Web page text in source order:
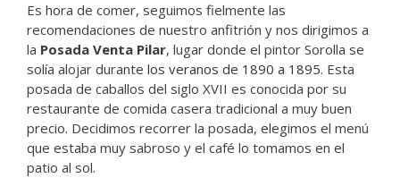
Es hora de comer, seguimos fielmente las
recomendaciones de nuestro anfitrión y nos dirigimos a
la Posada Venta Pilar, lugar donde el pintor Sorolla se
solía alojar durante los veranos de 1890 a 1895. Esta
posada de caballos del siglo XVII es conocida por su
restaurante de comida casera tradicional a muy buen
precio. Decidimos recorrer la posada, elegimos el menú
que estaba muy sabroso y el café lo tomamos en el
patio al sol.